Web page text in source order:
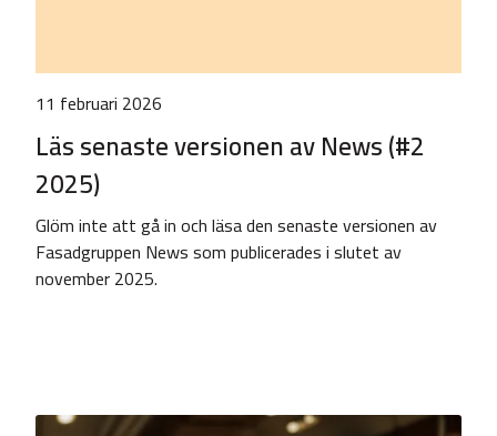
11 februari 2026
Läs senaste versionen av News (#2
2025)
Glöm inte att gå in och läsa den senaste versionen av
Fasadgruppen News som publicerades i slutet av
november 2025.